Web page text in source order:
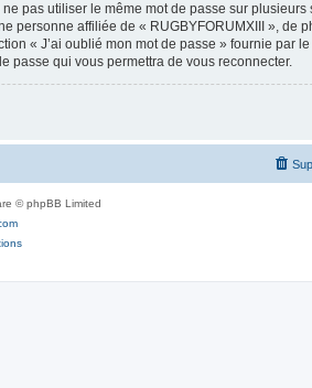
pas utiliser le même mot de passe sur plusieurs
personne affiliée de « RUGBYFORUMXIII », de
« J’ai oublié mon mot de passe » fournie par
passe qui vous permettra de vous reconnecter.
© phpBB Limited